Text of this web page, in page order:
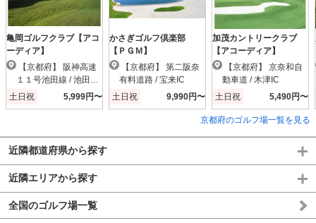
亀岡ゴルフクラブ【アコ
ーディア】
１１号池田線 / 池田木
部IC
土日祝 5,999円〜
かさぎゴルフ倶楽部
【ＰＧＭ】
有料道路 / 宝来IC
土日祝
9,990円〜
加茂カントリークラブ
【アコーディア】
動車道 / 木津IC
土日祝
5,490円〜
京都府のゴルフ場一覧を見る
近隣都道府県から探す
近隣エリアから探す
全国のゴルフ場一覧